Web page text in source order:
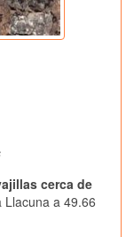
cerca de
Llacuna a 49.66